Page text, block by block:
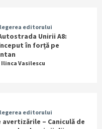
editorului
Unirii A8:
în forță pe
Ilinca Vasilescu
editorului
avertizările – Caniculă de